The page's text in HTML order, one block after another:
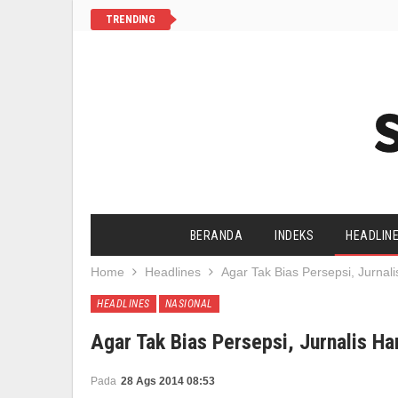
TRENDING
BERANDA INDEKS
SALAM CHANNEL YAA SALAAM
AGENDA UMAT
Home Headlines Agar Tak Bias Persepsi,
HEADLINES NASIONAL
Agar Tak Bias Persepsi, Jurnalis
Pada 28 Ags 2014 08:53